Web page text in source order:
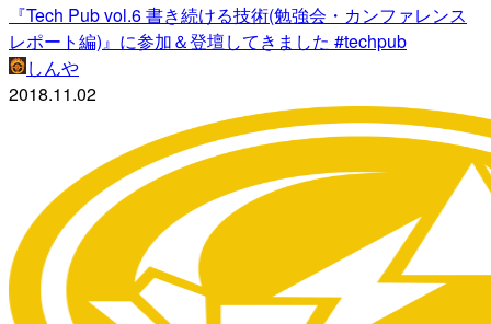
『Tech Pub vol.6 書き続ける技術(勉強会・カンファレンス
レポート編)』に参加＆登壇してきました #techpub
しんや
2018.11.02